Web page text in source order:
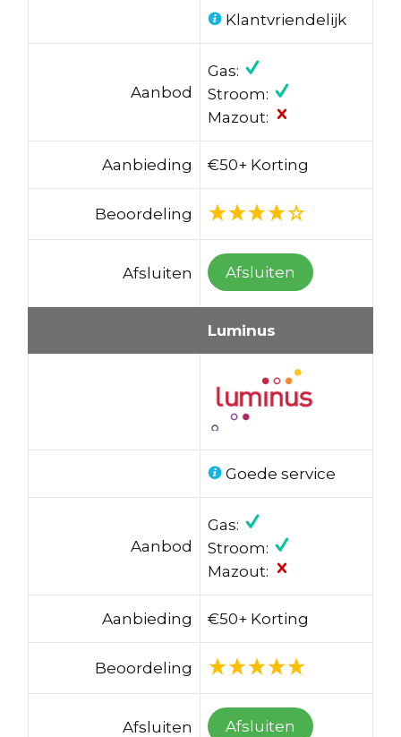
Klantvriendelijk
Aanbod
Gas:
Stroom:
Mazout:
Aanbieding €50+ Korting
Beoordeling
Afsluiten Afsluiten
Luminus
Goede service
Aanbod
Gas:
Stroom:
Mazout:
Aanbieding €50+ Korting
Beoordeling
Afsluiten Afsluiten